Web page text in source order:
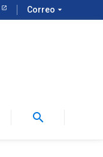
Correo arrow_drop_down
search